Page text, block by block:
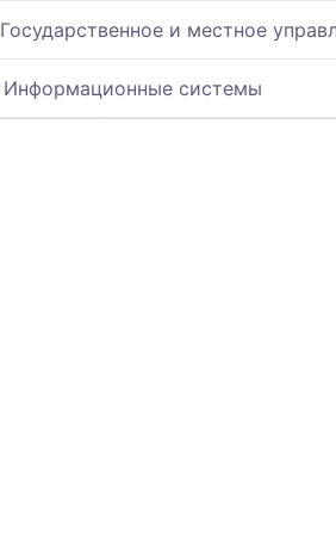
Государственное и местное
Информационные системы